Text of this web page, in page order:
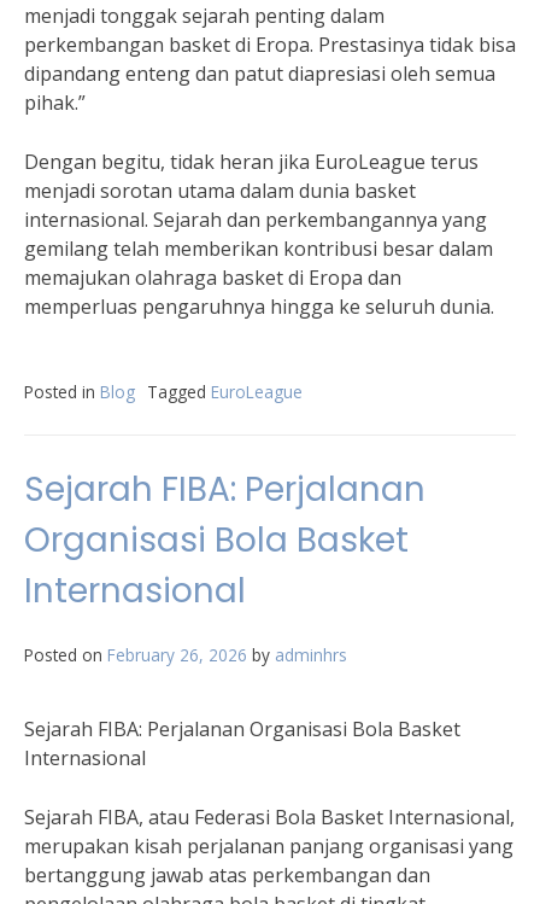
menjadi tonggak sejarah penting dalam
perkembangan basket di Eropa. Prestasinya tidak bisa
dipandang enteng dan patut diapresiasi oleh semua
pihak.”
Dengan begitu, tidak heran jika EuroLeague terus
menjadi sorotan utama dalam dunia basket
internasional. Sejarah dan perkembangannya yang
gemilang telah memberikan kontribusi besar dalam
memajukan olahraga basket di Eropa dan
memperluas pengaruhnya hingga ke seluruh dunia.
Posted in Blog Tagged EuroLeague
Sejarah FIBA: Perjalanan
Organisasi Bola Basket
Internasional
Posted on February 26, 2026 by adminhrs
Sejarah FIBA: Perjalanan Organisasi Bola Basket
Internasional
Sejarah FIBA, atau Federasi Bola Basket Internasional,
merupakan kisah perjalanan panjang organisasi yang
bertanggung jawab atas perkembangan dan